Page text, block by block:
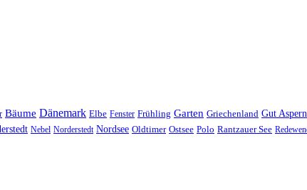
Bäume Dänemark Elbe Fenster Frühling Garten Griechenland Gut Aspern
Nebel Norderstedt Nordsee Oldtimer Ostsee Polo Rantzauer See